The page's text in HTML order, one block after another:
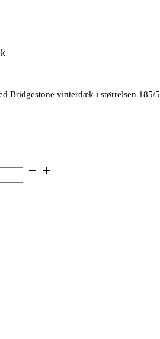
Bridgestone vinterdæk i størrelsen 185/